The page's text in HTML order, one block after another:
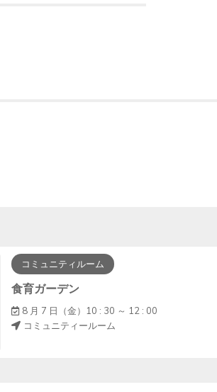
コミュニティルーム
食育ガーデン
8 月 7 日（金）10 : 30 ～ 12 : 00
コミュニティールーム